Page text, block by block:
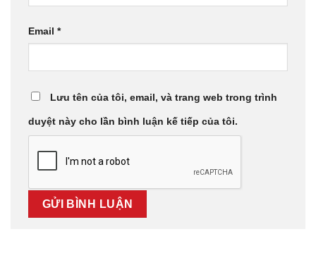
Email *
Lưu tên của tôi, email, và trang web trong trình
duyệt này cho lần bình luận kế tiếp của tôi.